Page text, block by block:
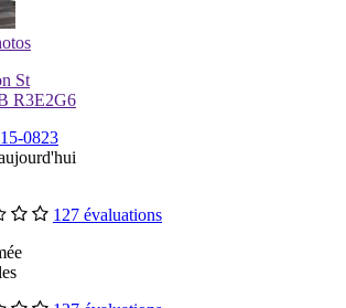
St
R3E2G6
0823
127 évaluations